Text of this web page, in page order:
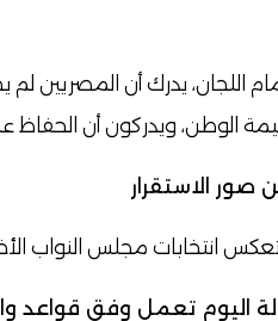
اللجان، يدرك أن المصريين لم
الوطن، ويدركون أن الحفاظ
صور الاستقرار
تعكس انتخابات مجلس النواب
اليوم تعمل وفق قواعد